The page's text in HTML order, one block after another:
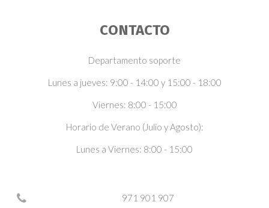
CONTACTO
Departamento soporte
Lunes a jueves: 9:00 - 14:00 y 15:00 - 18:00
Viernes: 8:00 - 15:00
Horario de Verano (Julio y Agosto):
Lunes a Viernes: 8:00 - 15:00
971 901 907